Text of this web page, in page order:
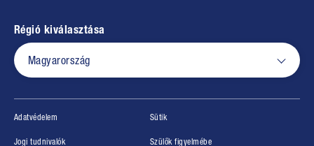
Adatvédelem Sütik(opens in new window)
Jogi tudnivalók(opens in new window) Szülők figyelmébe(opens in new window)
Régió kiválasztása
Magyarország